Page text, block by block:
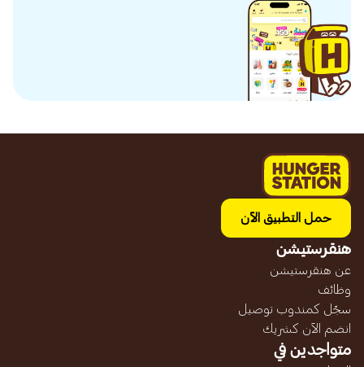
حمل التطبيق الآن
هنقرستيشن
عن هنقرستيشن
وظائف
سجّل كمندوب توصيل
انضم الآن كشريك
متواجدين في